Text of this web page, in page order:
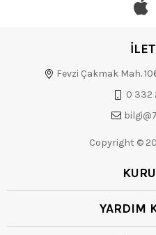
Fevzi Çakmak Mah.
0 332
Copyright ©
YARDIM